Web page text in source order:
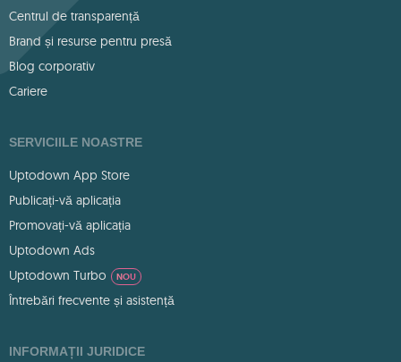
Centrul de transparență
Brand și resurse pentru presă
Blog corporativ
Cariere
SERVICIILE NOASTRE
Uptodown App Store
Publicați-vă aplicația
Promovați-vă aplicația
Uptodown Ads
Uptodown Turbo
NOU
Întrebări frecvente și asistență
INFORMAȚII JURIDICE